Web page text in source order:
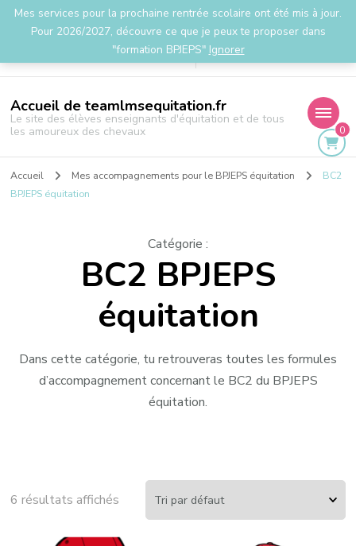
Mes services pour la prochaine rentrée scolaire ont été mis à jour.
Pour 2026/2027, découvre ce que je peux te proposer dans
"formation BPJEPS" Ignorer
la.team.lms@gmail.com
Accueil de teamlmsequitation.fr
Le site des élèves enseignants d'équitation et de tous
les amoureux des chevaux
0
Accueil Mes accompagnements pour le BPJEPS équitation
BC2
BPJEPS équitation
Catégorie :
BC2 BPJEPS
équitation
Dans cette catégorie, tu retrouveras toutes les formules
d’accompagnement concernant le BC2 du BPJEPS
équitation.
6 résultats affichés